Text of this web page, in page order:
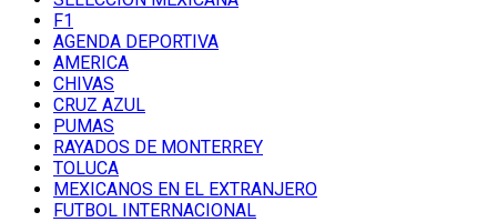
F1
AGENDA DEPORTIVA
AMERICA
CHIVAS
CRUZ AZUL
PUMAS
RAYADOS DE MONTERREY
TOLUCA
MEXICANOS EN EL EXTRANJERO
FUTBOL INTERNACIONAL